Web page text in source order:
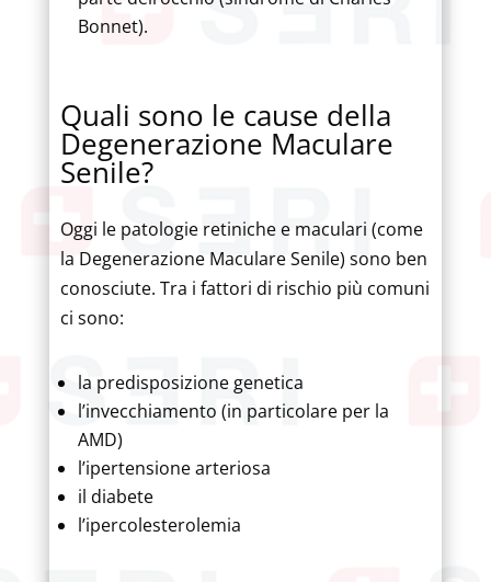
Bonnet).
Quali sono le cause della
Degenerazione Maculare
Senile?
Oggi le patologie retiniche e maculari (come
la Degenerazione Maculare Senile) sono ben
conosciute. Tra i fattori di rischio più comuni
ci sono:
la predisposizione genetica
l’invecchiamento (in particolare per la
AMD)
l’ipertensione arteriosa
il diabete
l’ipercolesterolemia